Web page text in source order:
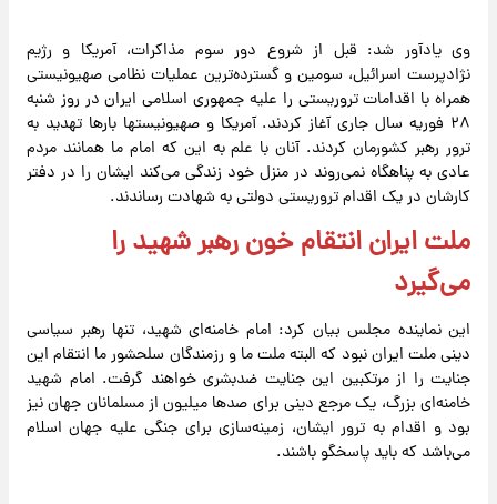
وی یادآور شد: قبل از شروع دور سوم مذاکرات، آمریکا و رژیم
نژادپرست اسرائیل، سومین و گسترده‌ترین عملیات نظامی صهیونیستی
همراه با اقدامات تروریستی را علیه جمهوری اسلامی ایران در روز شنبه
۲۸ فوریه سال جاری آغاز کردند. آمریکا و صهیونیستها بارها تهدید به
ترور رهبر کشورمان کردند. آنان با علم به این که امام ما همانند مردم
عادی به پناهگاه نمی‌روند در منزل خود زندگی می‌کند ایشان را در دفتر
کارشان در یک اقدام تروریستی دولتی به شهادت رساندند.
ملت ایران انتقام خون رهبر شهید را
می‌گیرد
این نماینده مجلس بیان کرد: امام خامنه‌ای شهید، تنها رهبر سیاسی
دینی ملت ایران نبود که البته ملت ما و رزمندگان سلحشور ما انتقام این
جنایت را از مرتکبین این جنایت ضدبشری خواهند گرفت. امام شهید
خامنه‌ای بزرگ، یک مرجع دینی برای صدها میلیون از مسلمانان جهان نیز
بود و اقدام به ترور ایشان، زمینه‌سازی برای جنگی علیه جهان اسلام
می‌باشد که باید پاسخگو باشند.